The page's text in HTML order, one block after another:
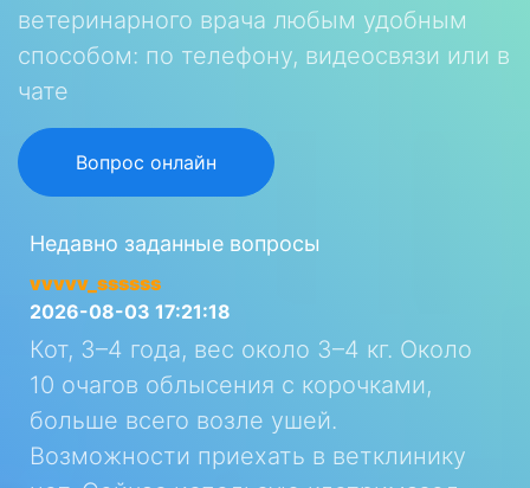
ветеринарного врача любым удобным
способом: по телефону, видеосвязи или в
чате
Вопрос онлайн
Недавно заданные вопросы
vvvvv_ssssss
2026-08-03 17:21:18
Кот, 3–4 года, вес около 3–4 кг. Около
10 очагов облысения с корочками,
больше всего возле ушей.
Возможности приехать в ветклинику